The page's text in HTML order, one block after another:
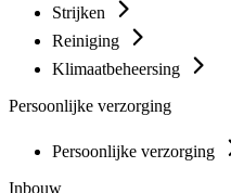
Strijken
Reiniging
Klimaatbeheersing
Persoonlijke verzorging
Persoonlijke verzorging
Inbouw